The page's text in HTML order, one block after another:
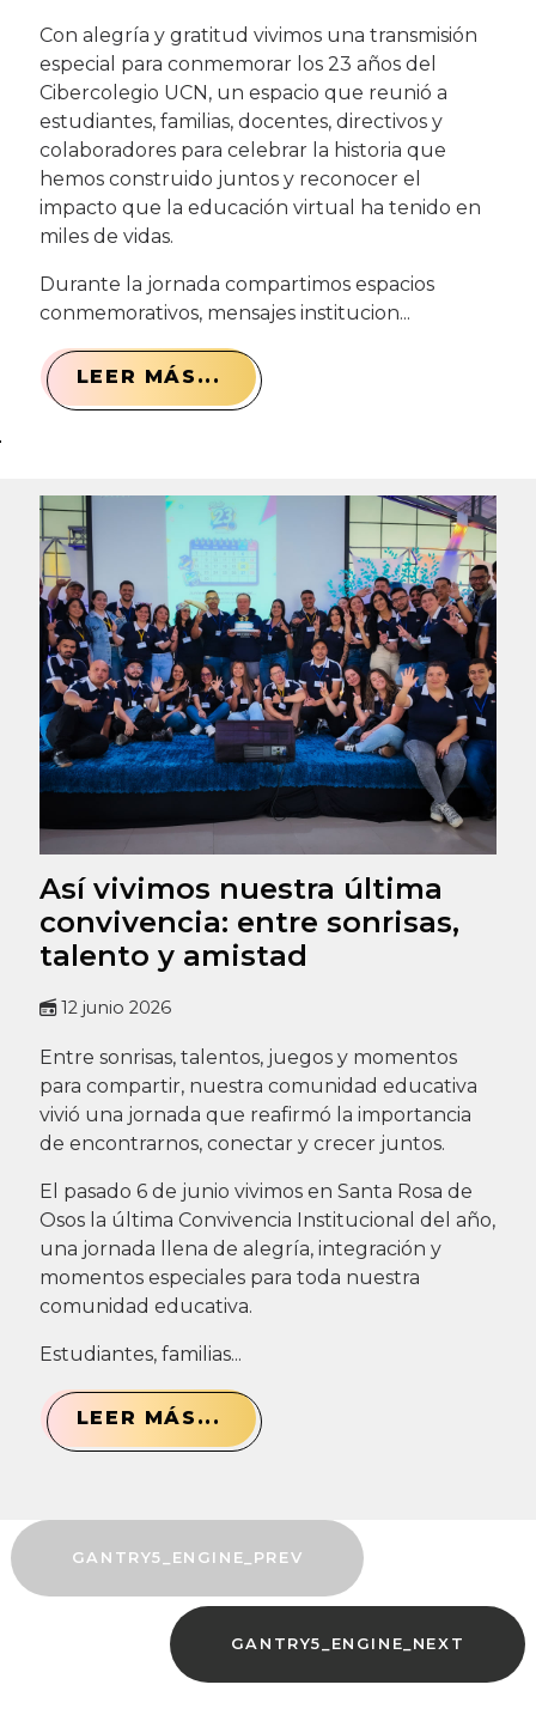
Con alegría y gratitud vivimos una transmisión
especial para conmemorar los 23 años del
Cibercolegio UCN, un espacio que reunió a
estudiantes, familias, docentes, directivos y
colaboradores para celebrar la historia que
hemos construido juntos y reconocer el
impacto que la educación virtual ha tenido en
miles de vidas.
Durante la jornada compartimos espacios
conmemorativos, mensajes institucion...
LEER MÁS...
Así vivimos nuestra última
convivencia: entre sonrisas,
talento y amistad
12 junio 2026
Entre sonrisas, talentos, juegos y momentos
para compartir, nuestra comunidad educativa
vivió una jornada que reafirmó la importancia
de encontrarnos, conectar y crecer juntos.
El pasado 6 de junio vivimos en Santa Rosa de
Osos la última Convivencia Institucional del año,
una jornada llena de alegría, integración y
momentos especiales para toda nuestra
comunidad educativa.
Estudiantes, familias...
LEER MÁS...
GANTRY5_ENGINE_PREV
GANTRY5_ENGINE_NEXT